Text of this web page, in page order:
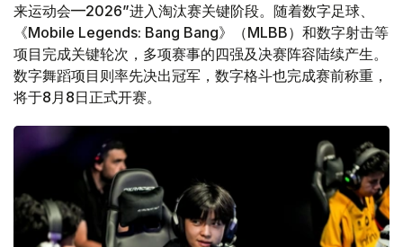
来运动会—2026”进入淘汰赛关键阶段。随着数字足球、
《Mobile Legends: Bang Bang》（MLBB）和数字射击等
项目完成关键轮次，多项赛事的四强及决赛阵容陆续产生。
数字舞蹈项目则率先决出冠军，数字格斗也完成赛前称重，
将于8月8日正式开赛。